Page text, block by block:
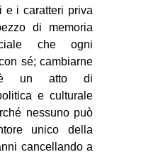
e i caratteri priva
di memoria
che ogni
sé; cambiarne
un atto di
e culturale
nessuno può
unico della
cancellando a